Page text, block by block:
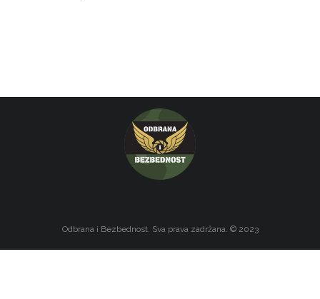
Odbrana i Bezbednost. Sva prava zadržana. © 2023